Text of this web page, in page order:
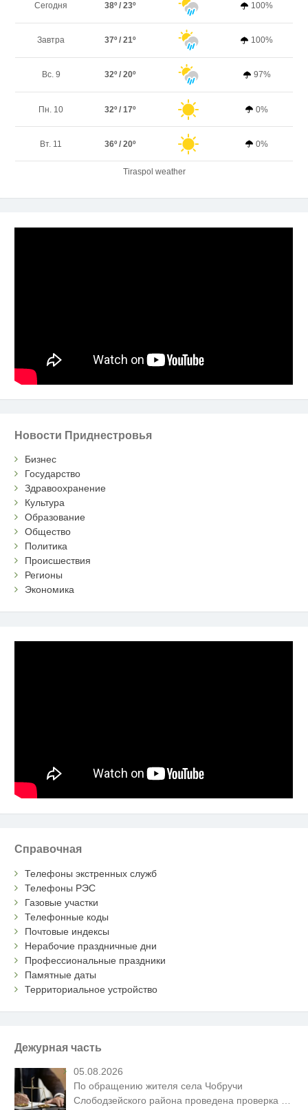
Сегодня 38º / 23º 100%
Завтра 37º / 21º 100%
Вс. 9 32º / 20º 97%
Пн. 10 32º / 17º 0%
Вт. 11 36º / 20º 0%
Tiraspol weather
Новости Приднестровья
Бизнес
Государство
Здравоохранение
Культура
Образование
Общество
Политика
Происшествия
Регионы
Экономика
Справочная
Телефоны экстренных служб
Телефоны РЭС
Газовые участки
Телефонные коды
Почтовые индексы
Нерабочие праздничные дни
Профессиональные праздники
Памятные даты
Территориальное устройство
Дежурная часть
05.08.2026
По обращению жителя села Чобручи
Слободзейского района проведена проверка …